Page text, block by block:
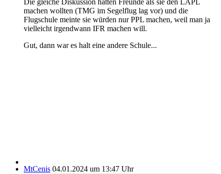
Die gleiche Diskussion hatten Freunde als sie den LAPL
machen wollten (TMG im Segelflug lag vor) und die
Flugschule meinte sie würden nur PPL machen, weil man ja
vielleicht irgendwann IFR machen will.
Gut, dann war es halt eine andere Schule...
MtCenis 04.01.2024 um 13:47 Uhr